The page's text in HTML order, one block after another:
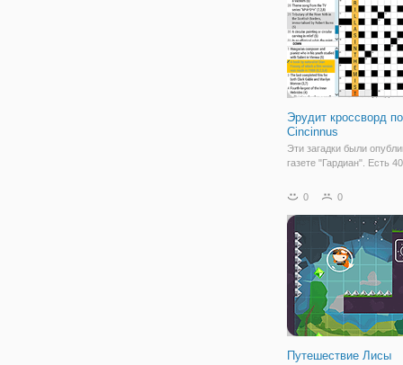
Эрудит кроссворд по
Cincinnus
Эти загадки были
газете "Гардиан". Есть 40
наслаждаться. Доступ к
меню-головоломка.
0 0
Путешествие Лисы